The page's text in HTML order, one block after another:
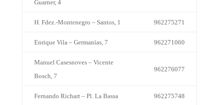
Guarner, 4
H. Fdez.-Montenegro – Santos, 1 962275271
Enrique Vila – Germanías, 7 962271060
Manuel Casesnoves – Vicente
Bosch, 7
962276077
Fernando Richart – Pl. La Bassa 962275748